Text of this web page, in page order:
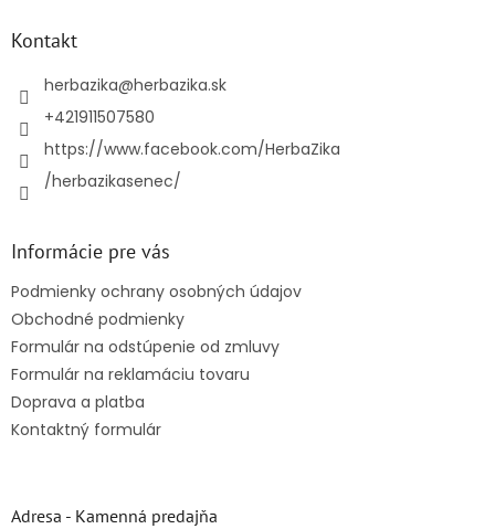
Kontakt
herbazika@herbazika.sk
+421911507580
https://www.facebook.com/HerbaZika
/herbazikasenec/
Informácie pre vás
Podmienky ochrany osobných údajov
Obchodné podmienky
Formulár na odstúpenie od zmluvy
Formulár na reklamáciu tovaru
Doprava a platba
Kontaktný formulár
Adresa - Kamenná predajňa